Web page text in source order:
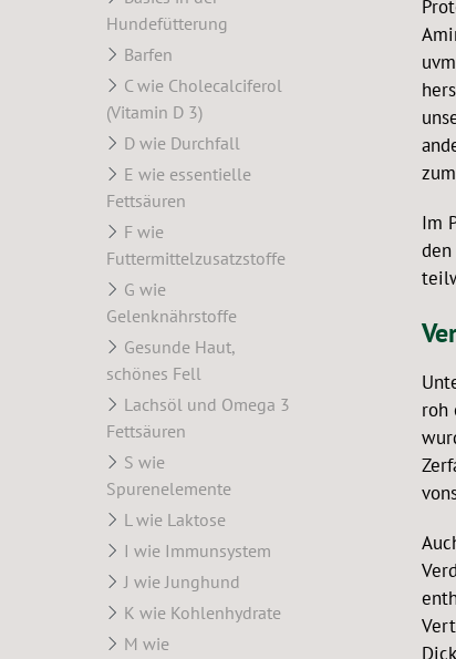
Hundefütterung
Barfen
C wie Cholecalciferol
(Vitamin D 3)
D wie Durchfall
E wie essentielle
Fettsäuren
F wie
Futtermittelzusatzstoffe
G wie
Gelenknährstoffe
Gesunde Haut,
schönes Fell
Lachsöl und Omega 3
Fettsäuren
S wie
Spurenelemente
L wie Laktose
I wie Immunsystem
J wie Junghund
K wie Kohlenhydrate
M wie
Im
roh